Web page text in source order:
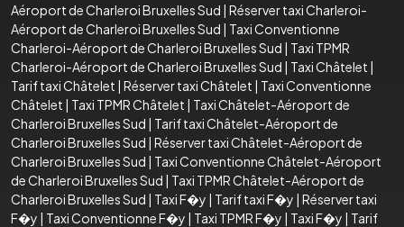
Aéroport de Charleroi Bruxelles Sud | Réserver taxi Charleroi-
Aéroport de Charleroi Bruxelles Sud | Taxi Conventionne
Charleroi-Aéroport de Charleroi Bruxelles Sud | Taxi TPMR
Charleroi-Aéroport de Charleroi Bruxelles Sud | Taxi Châtelet |
Tarif taxi Châtelet | Réserver taxi Châtelet | Taxi Conventionne
Châtelet | Taxi TPMR Châtelet | Taxi Châtelet-Aéroport de
Charleroi Bruxelles Sud | Tarif taxi Châtelet-Aéroport de
Charleroi Bruxelles Sud | Réserver taxi Châtelet-Aéroport de
Charleroi Bruxelles Sud | Taxi Conventionne Châtelet-Aéroport
de Charleroi Bruxelles Sud | Taxi TPMR Châtelet-Aéroport de
Charleroi Bruxelles Sud | Taxi F�y | Tarif taxi F�y | Réserver taxi
F�y | Taxi Conventionne F�y | Taxi TPMR F�y | Taxi F�y | Tarif